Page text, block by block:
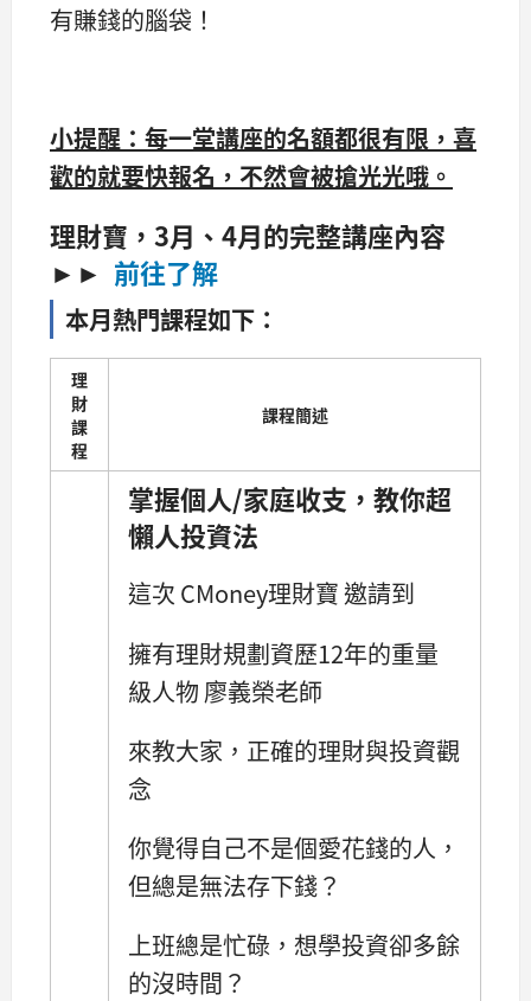
有賺錢的腦袋！
小提醒：每一堂講座的名額都很有限，喜
歡的就要快報名，不然會被搶光光哦。
理財寶，3月、4月的完整講座內容
►► 前往了解
本月熱門課程如下：
理
財
課
程
課程簡述
掌握個人/家庭收支，教你超
懶人投資法
這次 CMoney理財寶 邀請到
擁有理財規劃資歷12年的重量
級人物 廖義榮老師
來教大家，正確的理財與投資觀
念
你覺得自己不是個愛花錢的人，
但總是無法存下錢？
上班總是忙碌，想學投資卻多餘
的沒時間？